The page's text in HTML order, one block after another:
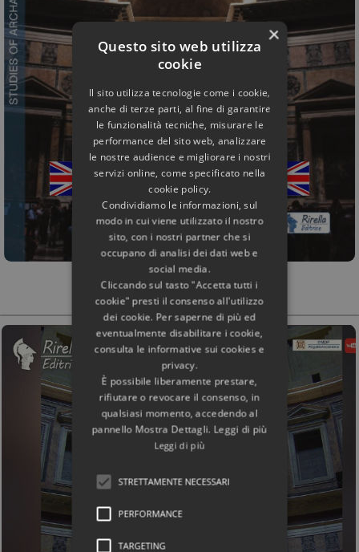
×
Questo sito web utilizza
cookie
Il sito utilizza tecnologie come i cookie,
anche di terze parti, al fine di garantire
le funzionalità tecniche, misurare le
performance del sito web, analizzare
le nostre audience e migliorare i nostri
servizi online, come specificato nella
cookie policy.
Condividiamo le informazioni, sul
modo in cui viene utilizzato il nostro
sito, con i nostri partner che si
occupano di analisi dei dati web e
social media.
Cliccando sul tasto "Accetta tutti i
cookie" presti il consenso all'utilizzo
dei cookie. Per saperne di più ed
eventualmente disabilitare i cookie,
consulta le informative sui cookies e
privacy.
È possibile liberamente prestare,
rifiutare o revocare il consenso, in
qualsiasi momento, accedendo al
pannello Mostra Dettagli. Leggi di più
Leggi di più
STRETTAMENTE NECESSARI
PERFORMANCE
TARGETING